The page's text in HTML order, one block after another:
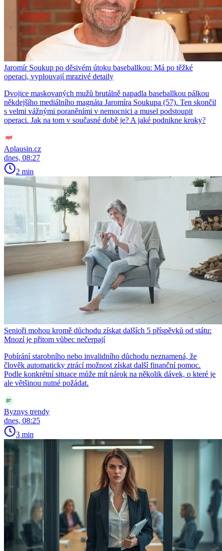
Jaromír Soukup po děsivém útoku baseballkou: Má po těžké
operaci, vyplouvají mrazivé detaily
Dvojice maskovaných mužů brutálně napadla baseballkou pálkou
někdejšího mediálního magnáta Jaromíra Soukupa (57). Ten skončil
s velmi vážnými poraněními v nemocnici a musel podstoupit
operaci. Jak na tom v současné době je? A jaké podnikne kroky?
Aplausin.cz
dnes, 08:27
2 min
Senioři mohou kromě důchodu získat dalších 5 příspěvků od státu:
Mnozí je přitom vůbec nečerpají
Pobírání starobního nebo invalidního důchodu neznamená, že
člověk automaticky ztrácí možnost získat další finanční pomoc.
Podle konkrétní situace může mít nárok na několik dávek, o které je
ale většinou nutné požádat.
Byznys trendy
dnes, 08:25
3 min